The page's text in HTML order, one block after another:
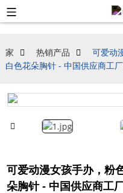
家 热销产品
可爱动
白色花朵胸针 - 中国供应商工
可爱动漫女孩手办，粉
朵胸针 - 中国供应商工